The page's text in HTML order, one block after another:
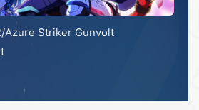
Azure Striker Gunvolt